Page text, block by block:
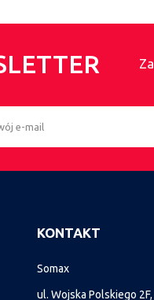
KONTAKT
Somax
ul. Wojska Polskiego